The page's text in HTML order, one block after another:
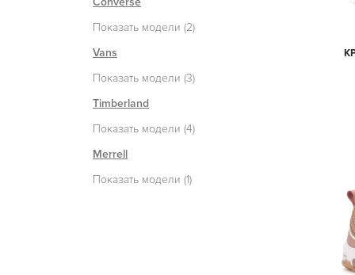
Показать модели (2)
Vans
Показать модели (3)
Timberland
Показать модели (4)
Merrell
Показать модели (1)